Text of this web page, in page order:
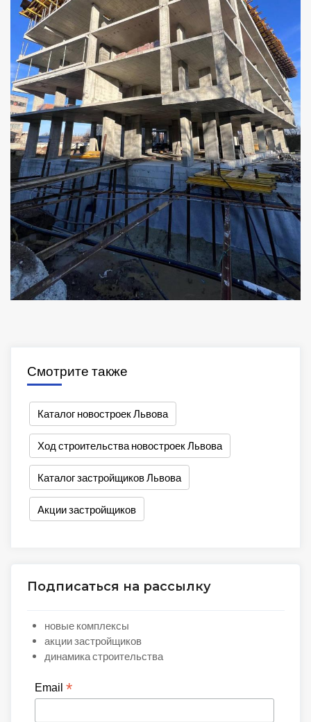
Смотрите также
Каталог новостроек Львова
Ход строительства новостроек Львова
Каталог застройщиков Львова
Акции застройщиков
Подписаться на рассылку
новые комплексы
акции застройщиков
динамика строительства
Email *